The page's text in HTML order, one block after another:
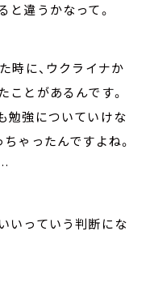
と違うかなって。
時に、ウクライナか
ことがあるんです。
勉強についていけな
ゃったんですよね。
いっていう判断にな